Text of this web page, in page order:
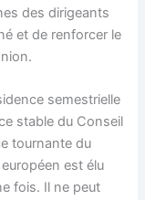
des dirigeants
et de renforcer le
semestrielle
stable du Conseil
tournante du
est élu
fois. Il ne peut